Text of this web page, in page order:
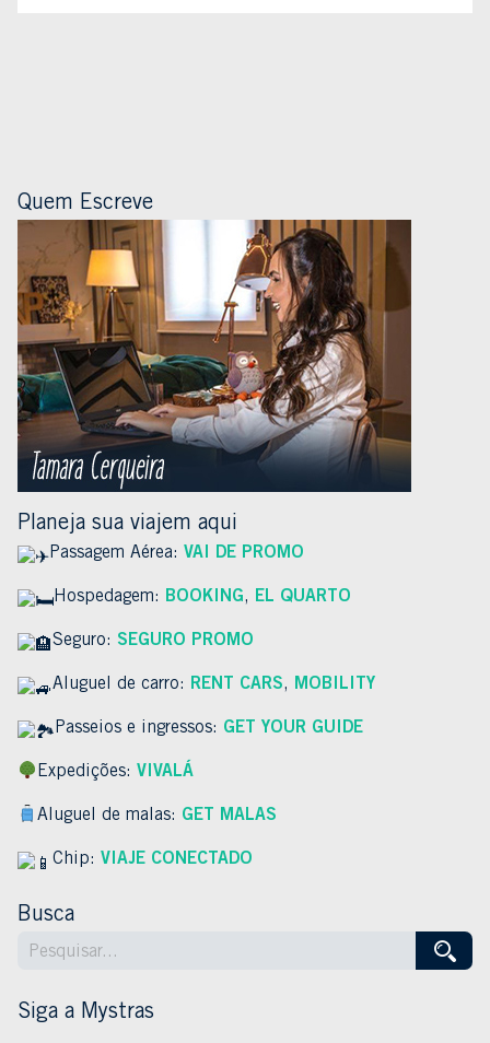
Quem Escreve
Planeja sua viajem aqui
Passagem Aérea: VAI DE PROMO
Hospedagem: BOOKING, EL QUARTO
Seguro: SEGURO PROMO
Aluguel de carro: RENT CARS, MOBILITY
Passeios e ingressos: GET YOUR GUIDE
Expedições:VIVALÁ
Aluguel de malas: GET MALAS
Chip: VIAJE CONECTADO
Busca
Siga a Mystras